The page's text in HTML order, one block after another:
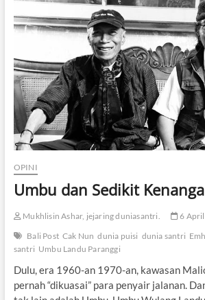
a
r
a
a
r
i
C
a
k
N
e
a
b
e
OPINI
Umbu dan Sedikit
Mukhlisin Ashar, jejaring duniasantri.
6
Bali Post Cak Nun dunia puisi dunia santri
santri Umbu Landu Paranggi
Dulu, era 1960-an 1970-an, kawasan
pernah “dikuasai” para penyair jalanan.